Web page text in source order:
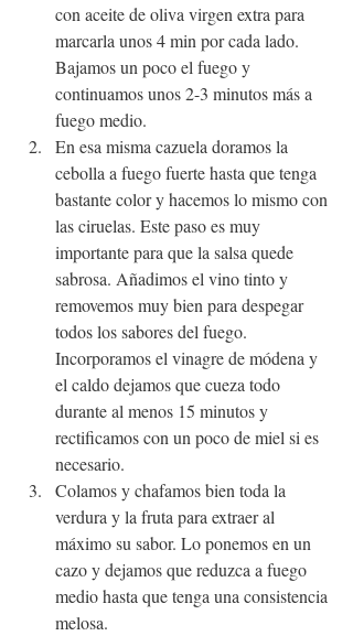
con aceite de oliva virgen extra para
marcarla unos 4 min por cada lado.
Bajamos un poco el fuego y
continuamos unos 2-3 minutos más a
fuego medio.
En esa misma cazuela doramos la
cebolla a fuego fuerte hasta que tenga
bastante color y hacemos lo mismo con
las ciruelas. Este paso es muy
importante para que la salsa quede
sabrosa. Añadimos el vino tinto y
removemos muy bien para despegar
todos los sabores del fuego.
Incorporamos el vinagre de módena y
el caldo dejamos que cueza todo
durante al menos 15 minutos y
rectificamos con un poco de miel si es
necesario.
Colamos y chafamos bien toda la
verdura y la fruta para extraer al
máximo su sabor. Lo ponemos en un
cazo y dejamos que reduzca a fuego
medio hasta que tenga una consistencia
melosa.